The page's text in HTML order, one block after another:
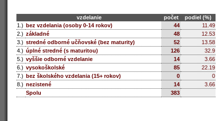
vzdelanie počet
podiel (%)
1.) bez vzdelania (osoby 0-14 rokov) 44
11.49
2.) základné 48
12.53
3.) stredné odborné učňovské (bez maturity) 52
13.58
4.) úplné stredné (s maturitou) 126
32.9
5.) vyššie odborné vzdelanie 14
3.66
6.) vysokoškolské 85
22.19
7.) bez školského vzdelania (15+ rokov) 0
0
8.) nezistené 14
3.66
Spolu
383